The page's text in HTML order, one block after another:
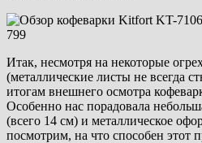
Итак, несмотря на некоторые
(металлические листы не всегда
итогам внешнего осмотра
Особенно нас порадовала
(всего 14 см) и металлическое
посмотрим, на что способен этот